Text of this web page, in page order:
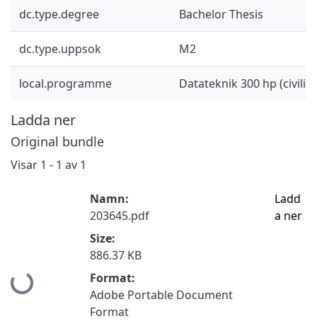
dc.type.degree Bachelor Thesis
dc.type.uppsok M2
local.programme Datateknik 300 hp
Ladda ner
Original bundle
Visar 1 - 1 av 1
Hämtar...
Namn:
203645.pdf
Size:
886.37 KB
Format:
Adobe Portable Document
Format
Ladd
a ner